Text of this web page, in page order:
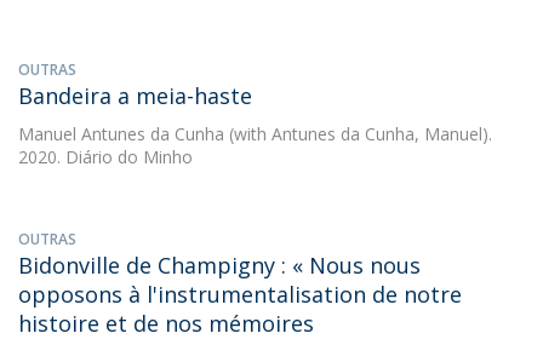
OUTRAS
Bandeira a meia-haste
Manuel Antunes da Cunha (with Antunes da Cunha, Manuel).
2020. Diário do Minho
OUTRAS
Bidonville de Champigny : « Nous nous
opposons à l'instrumentalisation de notre
histoire et de nos mémoires